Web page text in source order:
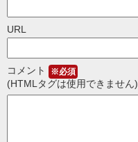
URL
コメント ※必須
(HTMLタグは使用できません)